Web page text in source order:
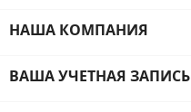
НАША КОМПАНИЯ
ВАША УЧЕТНАЯ ЗАПИСЬ